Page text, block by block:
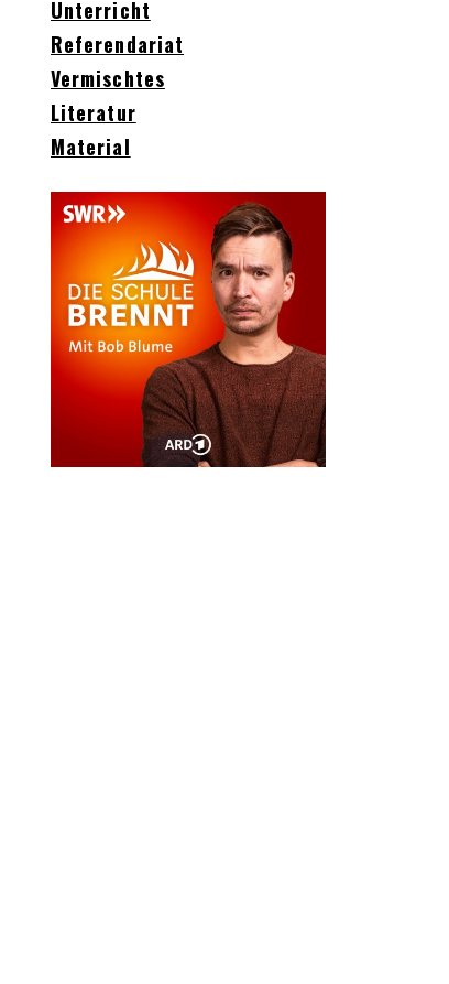
Unterricht
Referendariat
Vermischtes
Literatur
Material